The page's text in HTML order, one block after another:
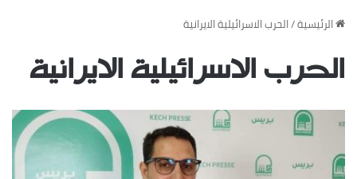
‏الرئيسية/الحرب الاسرائيلية الايرانية
الحرب الاسرائيلية الايرانية